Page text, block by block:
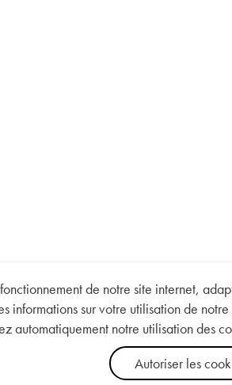
de notre site internet,
informations sur votre utilisation de
automatiquement notre utilisation des
Autoriser les